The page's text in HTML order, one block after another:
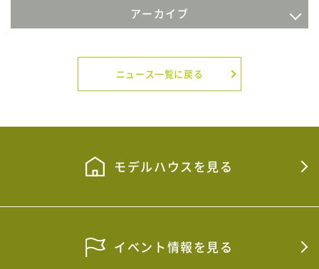
アーカイブ
2026年7月
2026年3月
2026年2月
2025年11月
ニュース一覧に戻る
モデルハウスを見る
イベント情報を見る